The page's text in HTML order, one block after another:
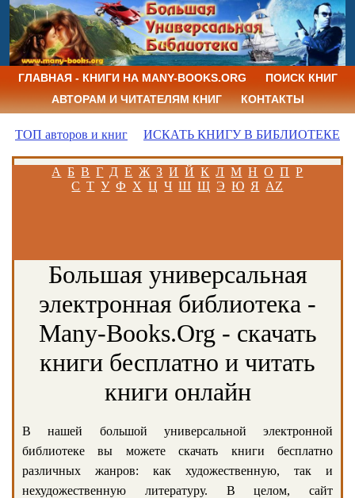
ГЛАВНАЯ - КНИГИ НА MANY-BOOKS.ORG
ПОИСК КНИГ
АВТОРАМ И ЧИТАТЕЛЯМ КНИГ
КОНТАКТЫ
ТОП авторов и книг ИСКАТЬ КНИГУ В БИБЛИОТЕКЕ
А Б В Г Д Е Ж З И Й К Л М Н О П Р
С Т У Ф Х Ц Ч Ш Щ Э Ю Я AZ
Большая универсальная
электронная библиотека -
Many-Books.Org - скачать
книги бесплатно и читать
книги онлайн
В нашей большой универсальной электронной
библиотеке вы можете скачать книги бесплатно
различных жанров: как художественную, так и
нехудожественную литературу. В целом, сайт